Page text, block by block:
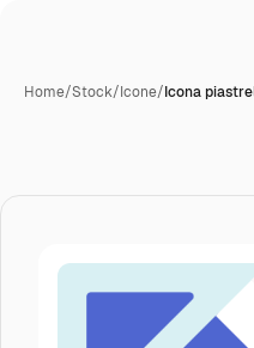
Home/Stock/Icone/Icona